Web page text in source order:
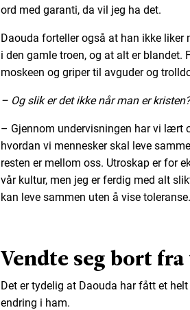
ord med garanti, da vil jeg ha det.
Daouda forteller også at han ikke
i den gamle troen, og at alt er blandet.
moskeen og griper til avguder og
– Og slik er det ikke når man er kristen?
– Gjennom undervisningen har vi lært
hvordan vi mennesker skal leve
resten er mellom oss. Utroskap er for
vår kultur, men jeg er ferdig med alt
kan leve sammen uten å vise toleranse.
Vendte seg bort
Det er tydelig at Daouda har fått et
endring i ham.